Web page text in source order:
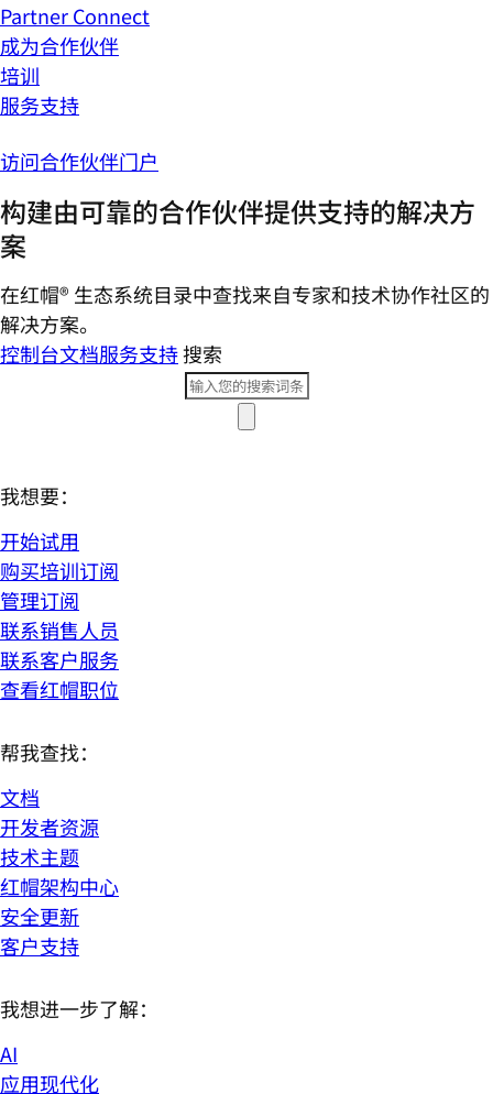
Partner Connect
成为合作伙伴
培训
服务支持
访问合作伙伴门户
构建由可靠的合作伙伴提供支持的解决方
案
在红帽® 生态系统目录中查找来自专家和技术协作社区的
解决方案。
控制台文档服务支持搜索
我想要：
开始试用
购买培训订阅
管理订阅
联系销售人员
联系客户服务
查看红帽职位
帮我查找：
文档
开发者资源
技术主题
红帽架构中心
安全更新
客户支持
我想进一步了解：
AI
应用现代化